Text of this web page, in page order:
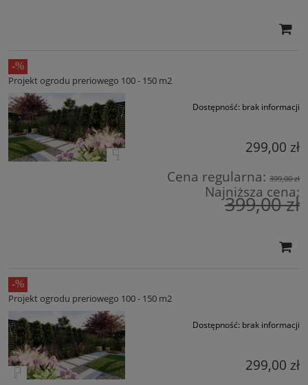
Projekt ogrodu preriowego 100 - 150 m2
Dostępność: brak informacji
299,00 zł
Cena regularna: 399,00 zł
Najniższa cena:
399,00 zł
Projekt ogrodu preriowego 100 - 150 m2
Dostępność: brak informacji
299,00 zł